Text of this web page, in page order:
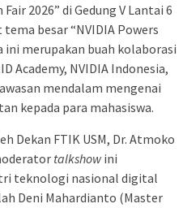
2026” di Gedung V Lantai 6
besar “NVIDIA Powers
ini merupakan buah kolaborasi
Academy, NVIDIA Indonesia,
mendalam mengenai
kepada para mahasiswa.
Dekan FTIK USM, Dr. Atmoko
talkshowini
teknologi nasional digital
Deni Mahardianto (Master